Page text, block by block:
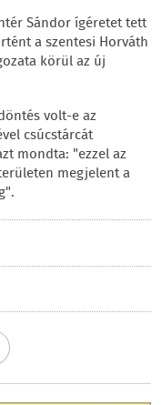
Sándor ígéretet tett
a szentesi Horváth
körül az új
volt-e az
csúcstárcát
mondta: "ezzel az
megjelent a